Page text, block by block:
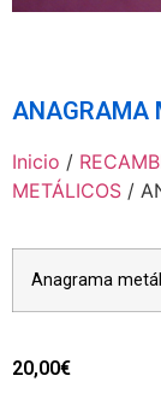
ANAGRAMA
Inicio /
METÁLICOS /
Anagrama
20,00€